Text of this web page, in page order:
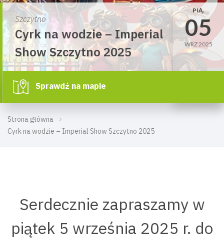
Strona główna
Cyrk na wodzie – Imperial Show Szczytno 2025
Szczytno
Cyrk na wodzie – Imperial
Show Szczytno 2025
PIĄ.
05
WRZ 2025
Sprawdź na mapie
Serdecznie zapraszamy w
piątek 5 września 2025 r. do